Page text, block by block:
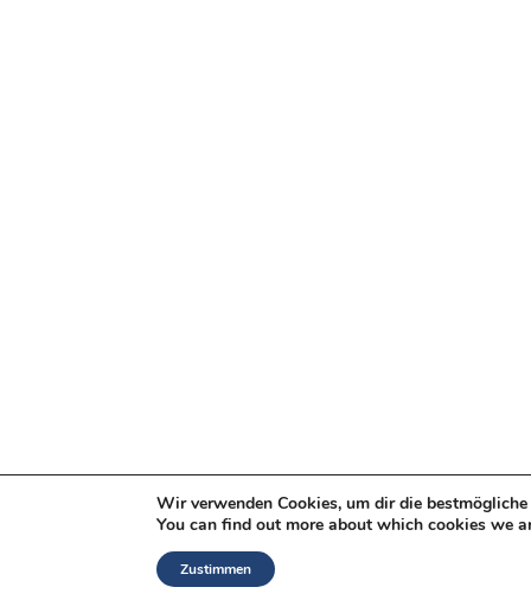
Wir verwenden Cookies, um dir die
You can find out more about which cookies we
Zustimmen